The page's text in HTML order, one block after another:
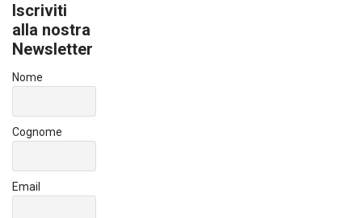
o
ok
n
T
u
b
C
Iscriviti
alla nostra
Newsletter
Nome
Cognome
Email